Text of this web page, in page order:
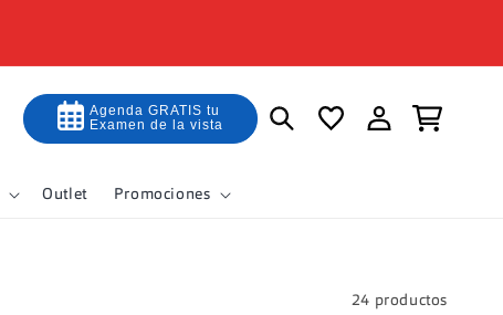
Outlet Promociones
Agenda GRATIS tu
Examen de la vista
Iniciar
sesión
Carrito
24 productos